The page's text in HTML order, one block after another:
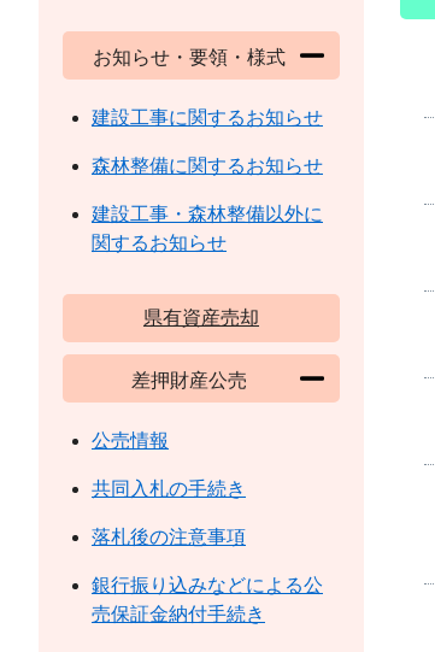
お知らせ・要領・様式
建設工事に関するお知らせ
森林整備に関するお知らせ
建設工事・森林整備以外に
関するお知らせ
県有資産売却
差押財産公売
公売情報
共同入札の手続き
落札後の注意事項
銀行振り込みなどによる公
売保証金納付手続き